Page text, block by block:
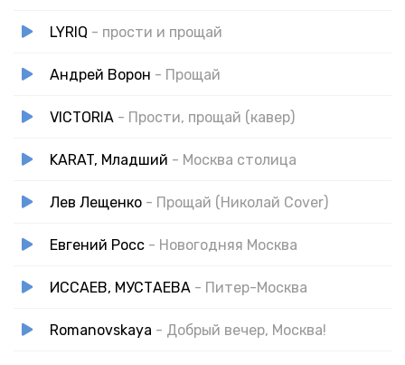
LYRIQ - прости и прощай
Андрей Ворон - Прощай
VICTORIA - Прости, прощай (кавер)
KARAT, Младший - Москва столица
Лев Лещенко - Прощай (Николай Cover)
Евгений Росс - Новогодняя Москва
ИССАЕВ, МУСТАЕВА - Питер-Москва
Romanovskaya - Добрый вечер, Москва!